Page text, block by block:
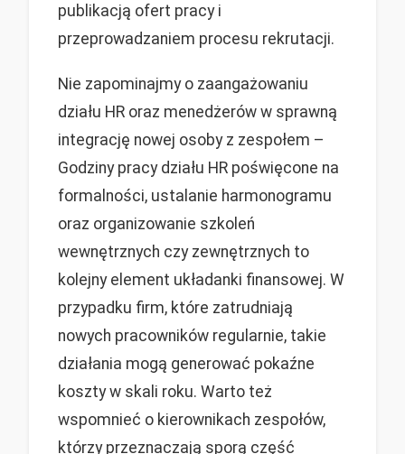
publikacją ofert pracy i
przeprowadzaniem procesu rekrutacji.
Nie zapominajmy o zaangażowaniu
działu HR oraz menedżerów w sprawną
integrację nowej osoby z zespołem –
Godziny pracy działu HR poświęcone na
formalności, ustalanie harmonogramu
oraz organizowanie szkoleń
wewnętrznych czy zewnętrznych to
kolejny element układanki finansowej. W
przypadku firm, które zatrudniają
nowych pracowników regularnie, takie
działania mogą generować pokaźne
koszty w skali roku. Warto też
wspomnieć o kierownikach zespołów,
którzy przeznaczają sporą część